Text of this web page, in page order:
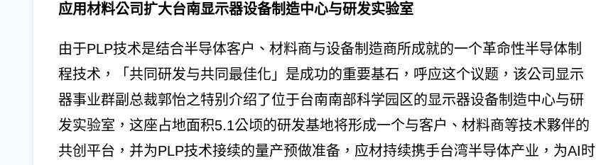
应用材料公司扩大台南显示器设备制造中心与研发实验室
由于PLP技术是结合半导体客户、材料商与设备制造商所成就的一个革命性半导体制
程技术，「共同研发与共同最佳化」是成功的重要基石，呼应这个议题，该公司显示
器事业群副总裁郭怡之特别介绍了位于台南南部科学园区的显示器设备制造中心与研
发实验室，这座占地面积5.1公顷的研发基地将形成一个与客户、材料商等技术夥伴的
共创平台，并为PLP技术接续的量产预做准备，应材持续携手台湾半导体产业，为AI时